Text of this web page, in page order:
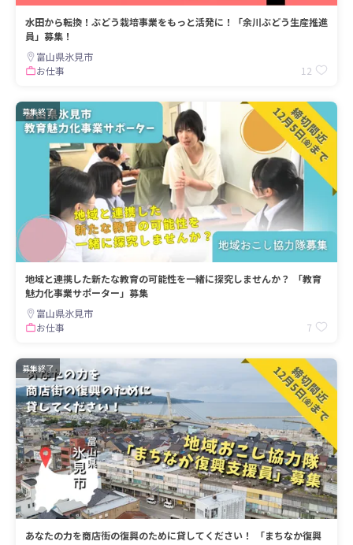
水田から転換！ぶどう栽培事業をもっと活発に！「余川ぶどう生産推進
員」募集！
富山県氷見市
お仕事
12
募集終了
地域と連携した新たな教育の可能性を一緒に探究しませんか？ 「教育
魅力化事業サポーター」募集
富山県氷見市
お仕事
7
募集終了
あなたの力を商店街の復興のために貸してください！ 「まちなか復興